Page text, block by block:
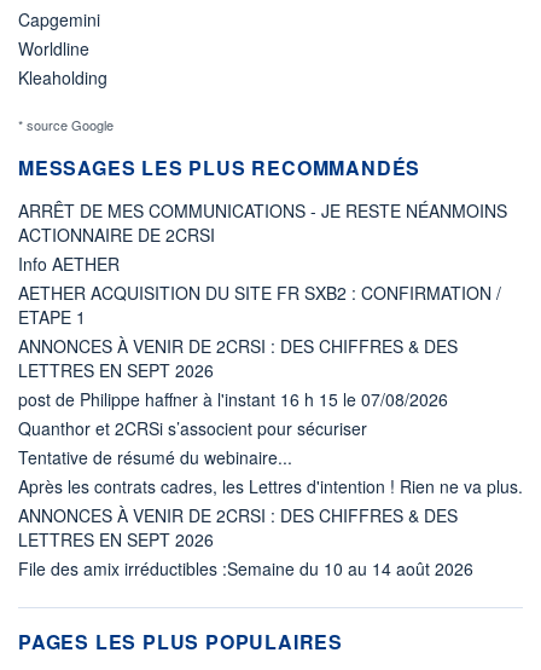
Capgemini
Worldline
Kleaholding
* source Google
MESSAGES LES PLUS RECOMMANDÉS
ARRÊT DE MES COMMUNICATIONS - JE RESTE NÉANMOINS
ACTIONNAIRE DE 2CRSI
Info AETHER
AETHER ACQUISITION DU SITE FR SXB2 : CONFIRMATION /
ETAPE 1
ANNONCES À VENIR DE 2CRSI : DES CHIFFRES & DES
LETTRES EN SEPT 2026
post de Philippe haffner à l'instant 16 h 15 le 07/08/2026
Quanthor et 2CRSi s’associent pour sécuriser
Tentative de résumé du webinaire...
Après les contrats cadres, les Lettres d'intention ! Rien ne va plus.
ANNONCES À VENIR DE 2CRSI : DES CHIFFRES & DES
LETTRES EN SEPT 2026
File des amix irréductibles :Semaine du 10 au 14 août 2026
PAGES LES PLUS POPULAIRES